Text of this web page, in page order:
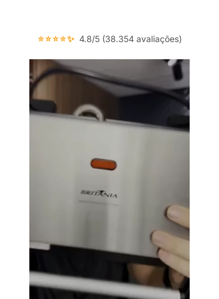
⭐⭐⭐⭐✨ 4.8/5 (38.354 avaliações)